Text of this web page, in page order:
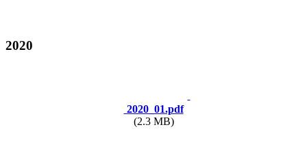
2020
2020_01.pdf
(2.3 MB)